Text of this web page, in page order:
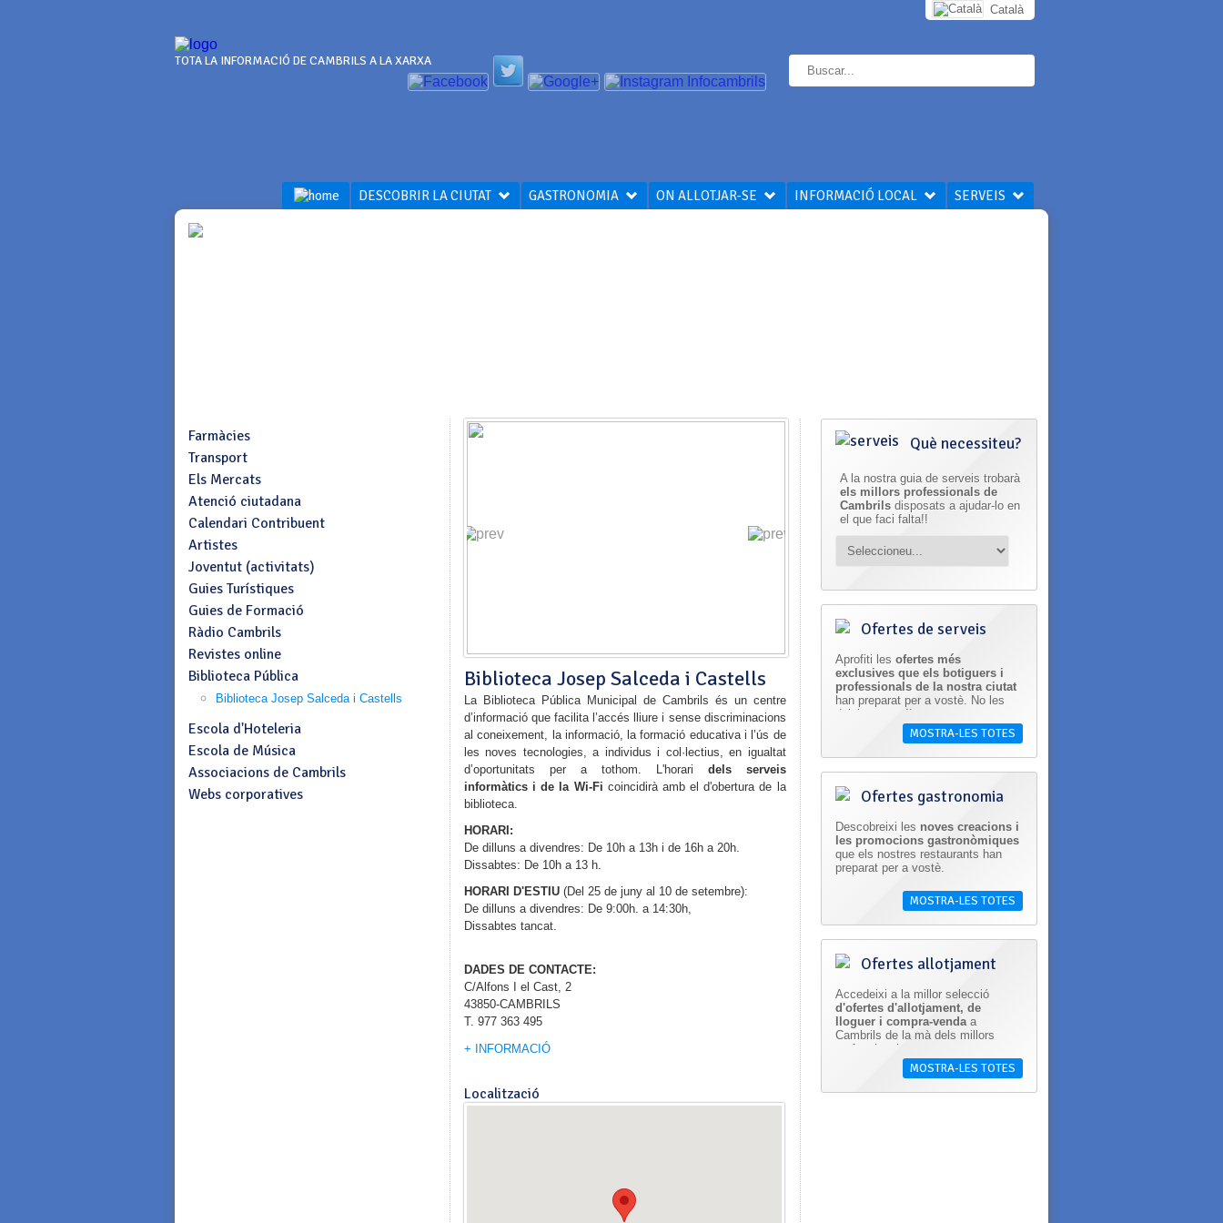
TOTA LA INFORMACIÓ DE CAMBRILS A LA XARXA
Català
DESCOBRIR LA CIUTAT GASTRONOMIA ON ALLOTJAR-SE INFORMACIÓ LOCAL SERVEIS
Farmàcies
Transport
Els Mercats
Atenció ciutadana
Calendari Contribuent
Artistes
Joventut (activitats)
Guies Turístiques
Guies de Formació
Ràdio Cambrils
Revistes online
Biblioteca Pública
Biblioteca Josep Salceda i Castells
Escola d'Hoteleria
Escola de Música
Associacions de Cambrils
Webs corporatives
Biblioteca Josep Salceda i Castells
La Biblioteca Pública Municipal de Cambrils és un centre
d’informació que facilita l’accés lliure i sense discriminacions
al coneixement, la informació, la formació educativa i l’ús de
les noves tecnologies, a individus i col·lectius, en igualtat
d’oportunitats per a tothom. L'horari dels serveis
informàtics i de la Wi-Fi coincidirà amb el d'obertura de la
biblioteca.
HORARI:
De dilluns a divendres: De 10h a 13h i de 16h a 20h.
Dissabtes: De 10h a 13 h.
HORARI D'ESTIU (Del 25 de juny al 10 de setembre):
De dilluns a divendres: De 9:00h. a 14:30h,
Dissabtes tancat.
DADES DE CONTACTE:
C/Alfons I el Cast, 2
43850-CAMBRILS
T. 977 363 495
+ INFORMACIÓ
Localització
Què necessiteu?
A la nostra guia de serveis trobarà
els millors professionals de
Cambrils disposats a ajudar-lo en
el que faci falta!!
Ofertes de serveis
Aprofiti les ofertes més
exclusives que els botiguers i
professionals de la nostra ciutat
han preparat per a vostè. No les
deixi escapar!!
MOSTRA-LES TOTES
Ofertes gastronomia
Descobreixi les noves creacions i
les promocions gastronòmiques
que els nostres restaurants han
preparat per a vostè.
MOSTRA-LES TOTES
Ofertes allotjament
Accedeixi a la millor selecció
d'ofertes d'allotjament, de
lloguer i compra-vendaa
Cambrils de la mà dels millors
professionals.
MOSTRA-LES TOTES